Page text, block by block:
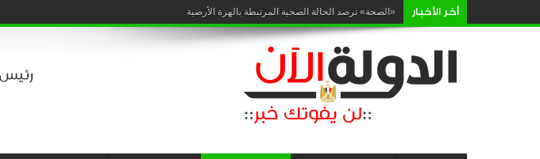
أخر الأخبار إرشادات